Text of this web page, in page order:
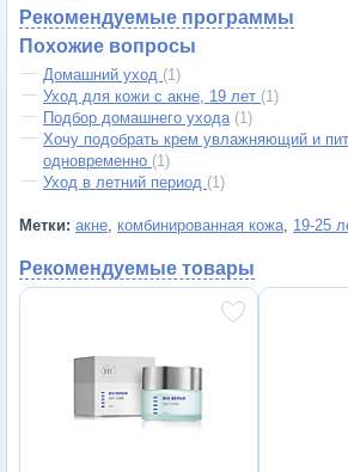
Рекомендуемые программы
Похожие вопросы
Домашний уход (1)
Уход для кожи с акне, 19 лет (1)
Подбор домашнего ухода (1)
Хочу подобрать крем увлажняющий и
одновременно (1)
Уход в летний период (1)
Метки: акне, комбинированная кожа, 19-25
Рекомендуемые товары